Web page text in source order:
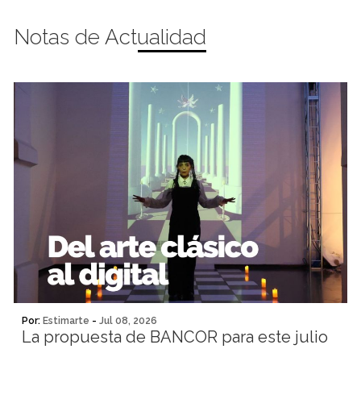
Notas de Actualidad
Por: Estimarte - Jul 08, 2026
La propuesta de BANCOR para este julio